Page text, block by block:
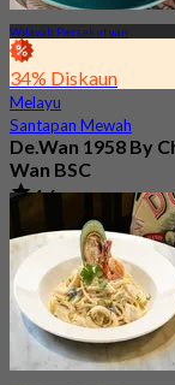
Wilayah Persekutuan
34% Diskaun
Melayu
Santapan Mewah
De.Wan 1958 By
Wan BSC
4.6
258 ditempah
Dari
RM 92.5